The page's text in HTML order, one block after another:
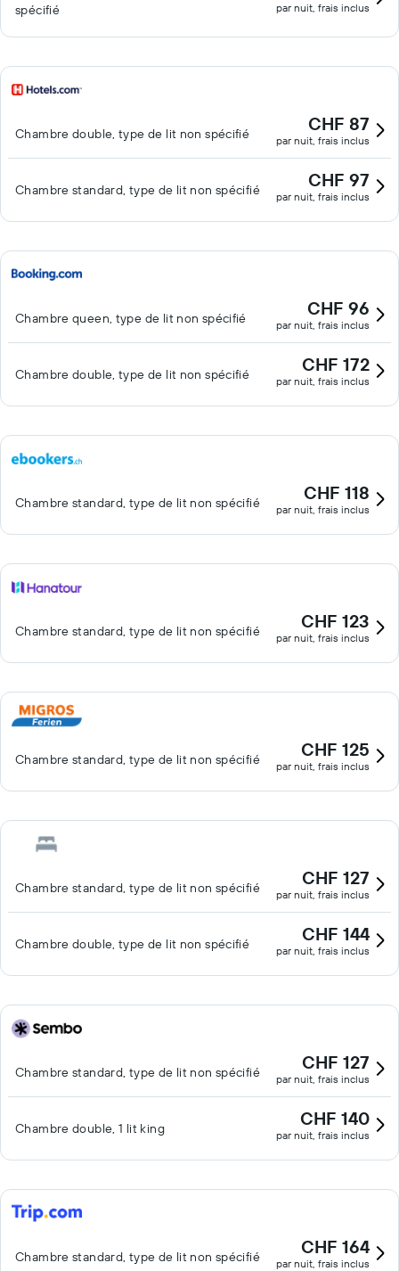
spécifié par nuit, frais inclus
Chambre double, type de lit non spécifié CHF 87
par nuit, frais inclus
Chambre standard, type de lit non spécifié CHF 97
par nuit, frais inclus
Chambre queen, type de lit non spécifié CHF 96
par nuit, frais inclus
Chambre double, type de lit non spécifié CHF 172
par nuit, frais inclus
Chambre standard, type de lit non spécifié CHF 118
par nuit, frais inclus
Chambre standard, type de lit non spécifié CHF 123
par nuit, frais inclus
Chambre standard, type de lit non spécifié CHF 125
par nuit, frais inclus
Chambre standard, type de lit non spécifié CHF 127
par nuit, frais inclus
Chambre double, type de lit non spécifié CHF 144
par nuit, frais inclus
Chambre standard, type de lit non spécifié CHF 127
par nuit, frais inclus
Chambre double, 1 lit king CHF 140
par nuit, frais inclus
Chambre standard, type de lit non spécifié CHF 164
par nuit, frais inclus